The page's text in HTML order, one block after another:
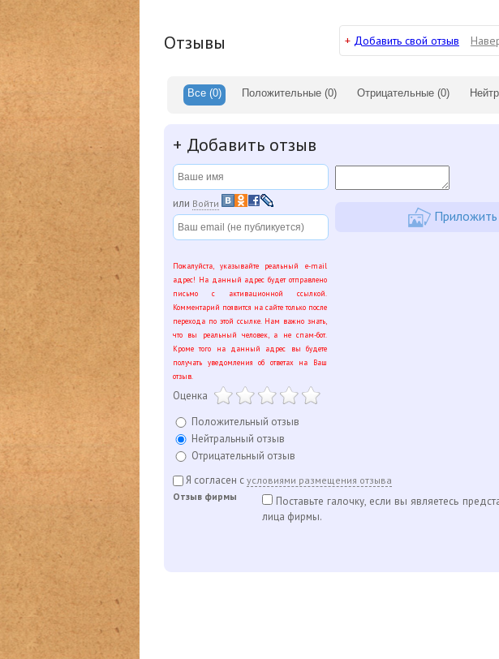
Отзывы + Добавить свой отзыв
Все (0) Положительные(0) Отрицательные(0)
+ Добавить отзыв
или Войти
Пожалуйста, указывайте реальный e-mail
адрес! На данный адрес будет отправлено
письмо с активационной ссылкой.
Комментарий появится на сайте только после
перехода по этой ссылке. Нам важно знать,
что вы реальный человек, а не спам-бот.
Кроме того на данный адрес вы будете
получать уведомления об ответах на Ваш
отзыв.
Оценка
Положительный отзыв
Нейтральный отзыв
Отрицательный отзыв
Приложить
Я согласен с условиями размещения отзыва
Отзыв фирмы
Поставьте галочку, если вы являетесь
лица фирмы.